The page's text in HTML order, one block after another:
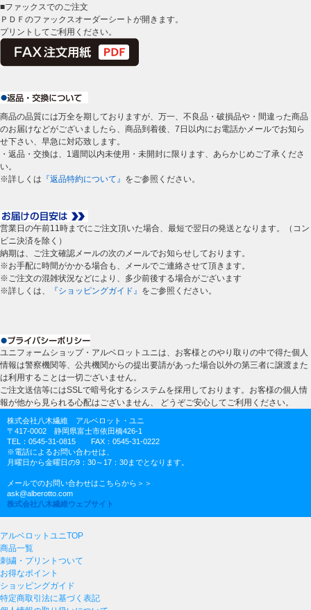
■ファックスでのご注文
ＰＤＦのファックスオーダーシートが開きます。
プリントしてご利用ください。
商品の品質には万全を期しておりますが、万一、不良品・破損品や・間違った商品
のお届けなどがございましたら、商品到着後、7日以内にお電話かメールでお知ら
せ下さい、早急に対応致します。
・返品・交換は、1週間以内未使用・未開封に限ります、あらかじめご了承くださ
い。
※詳しくは 『返品特約について』 をご参照ください。
営業日の午前11時までにご注文頂いた場合、最短で翌日の発送となります。（コン
ビニ決済を除く）
納期は、ご注文確認メールの次のメールでお知らせしております。
※お手配に時間がかかる場合も、メールでご連絡させて頂きます。
※ご注文の混雑状況などにより、多少前後する場合がございます
※詳しくは、
『ショッピングガイド』 をご参照ください。
ユニフォームショップ・アルベロットユニは、お客様とのやり取りの中で得た個人
情報は警察機関等、公共機関からの提出要請があった場合以外の第三者に譲渡また
は利用することは一切ございません。
ご注文送信等にはSSLで暗号化するシステムを採用しております。お客様の個人情
報が他から見られる心配はございません、 どうぞご安心してご利用ください。
株式会社八木繊維 アルベロット・ユニ
〒417-0002 静岡県富士市依田橋426-1
TEL：0545-31-0815 FAX：0545-31-0222
※電話によるお問い合わせは、
月曜日から金曜日の9：30～17：30までとなります。
メールでのお問い合わせはこちらから＞＞
ask@alberotto.com
株式会社八木繊維ウェブサイト
アルベロットユニTOP
商品一覧
刺繍・プリントついて
お得なポイント
ショッピングガイド
特定商取引法に基づく表記